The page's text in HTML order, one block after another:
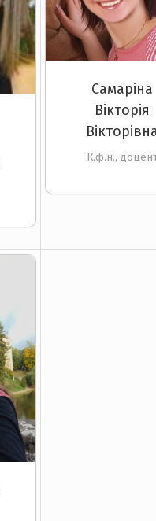
Самаріна
Вікторія
К.ф.н.,